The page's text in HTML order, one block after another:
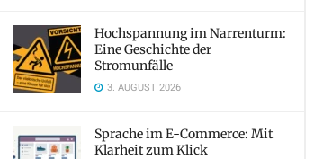
Hochspannung im Narrenturm:
Eine Geschichte der
Stromunfälle
3. AUGUST 2026
Sprache im E-Commerce: Mit
Klarheit zum Klick